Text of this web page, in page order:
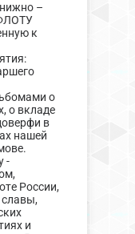
–
к
о
о вкладе
в
нашей
-
России,
и